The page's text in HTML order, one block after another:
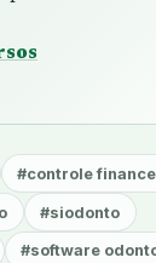
#controle
#siodonto
#software